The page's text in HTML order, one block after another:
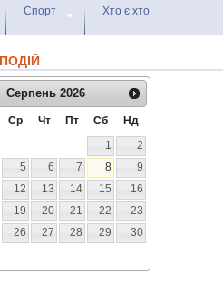
Спорт Хто є хто
Серпень 2026
Ср Чт Пт Сб
Нд
1
2
5 6 7 8
9
12 13 14 15
16
19 20 21 22
23
26 27 28 29
30